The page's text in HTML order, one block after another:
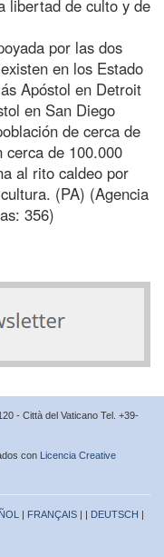
libertad de culto y de
por las dos
en los Estado
Apóstol en Detroit
en San Diego
de cerca de
cerca de 100.000
al rito caldeo por
(PA) (Agencia
356)
- Città del Vaticano Tel. +39-
con Licencia Creative
| FRANÇAIS | | DEUTSCH |